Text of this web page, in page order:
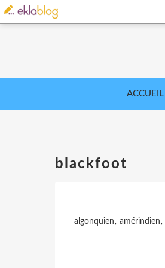
ACCUEIL
blackfoot
algonquien, amérindien,